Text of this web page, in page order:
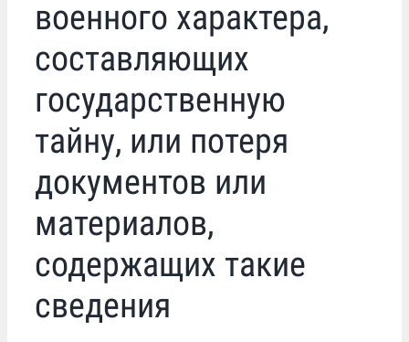
военного характера,
составляющих
государственную
тайну, или потеря
документов или
материалов,
содержащих такие
сведения